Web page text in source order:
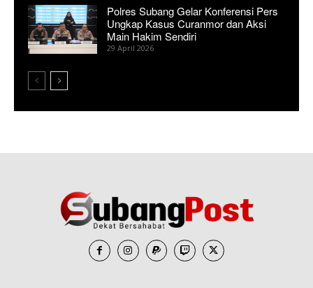
Polres Subang Gelar Konferensi Pers
Ungkap Kasus Curanmor dan Aksi
Main Hakim Sendiri
29 April 2026